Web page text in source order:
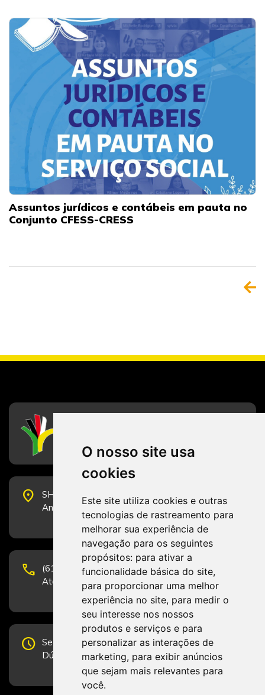
O nosso site usa
cookies
Este site utiliza cookies e outras
tecnologias de rastreamento para
melhorar sua experiência de
navegação para os seguintes
propósitos: para ativar a
funcionalidade básica do site,
para proporcionar uma melhor
experiência no site, para medir o
seu interesse nos nossos
produtos e serviços e para
personalizar as interações de
marketing, para exibir anúncios
que sejam mais relevantes para
você.
Assuntos jurídicos e contábeis em pauta no
Conjunto CFESS-CRESS
place
SHS Quadra 6, Bloco E, Complexo Brasil 21, 20º
Andar, Sala 2001 - CEP 70322-915 - Brasília/DF
phone
(61) 3223-1652 e (61) 98131-3801.
Atendimento por telefone em horário comercial
schedule Segunda-feira a Sexta-feira de 12h às 19h.
Dúvidas e sugestões pelo Fale Conosco.